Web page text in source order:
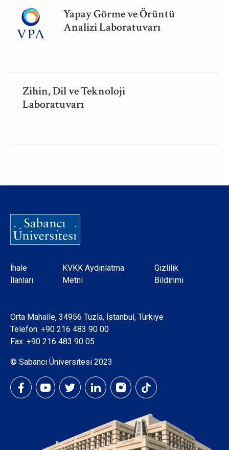
Yapay Görme ve Örüntü
Analizi Laboratuvarı
Zihin, Dil ve Teknoloji
Laboratuvarı
Dipnot
İhale
İlanları
KVKK Aydınlatma
Metni
Gizlilik
Bildirimi
Orta Mahalle, 34956 Tuzla, İstanbul, Türkiye
Telefon: +90 216 483 90 00
Fax: +90 216 483 90 05
© Sabancı Üniversitesi 2023